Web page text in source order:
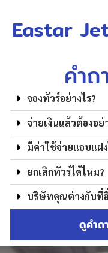
Eastar
คำ
จองทัวร์อย่างไร?
จ่ายเงินแล้วต้องอย่
มีค่าใช้จ่ายแอบแฝ
ยกเลิกทัวร์ได้ไหม?
บริษัทคุณต่างกับที่อื่
ดูคำ